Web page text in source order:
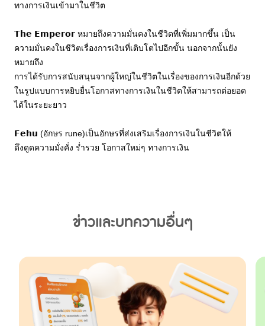
ทางการเงินเข้ามาในชีวิต
𝗧𝗵𝗲 𝗘𝗺𝗽𝗲𝗿𝗼𝗿 หมายถึงความมั่นคงในชีวิตที่เพิ่มมากขึ้น เป็น
ความมั่นคงในชีวิตเรื่องการเงินที่เติบโตไปอีกขั้น นอกจากนั้นยัง
หมายถึง
การได้รับการสนับสนุนจากผู้ใหญ่ในชีวิตในเรื่องของการเงินอีกด้วย
ในรูปแบบการหยิบยื่นโอกาสทางการเงินในชีวิตให้สามารถต่อยอด
ได้ในระยะยาว
𝗙𝗲𝗵𝘂 (อักษร rune)เป็นอักษรที่ส่งเสริมเรื่องการเงินในชีวิตให้
ดึงดูดความมั่งคั่ง ร่ำรวย โอกาสใหม่ๆ ทางการเงิน
ข่าวและบทความอื่นๆ